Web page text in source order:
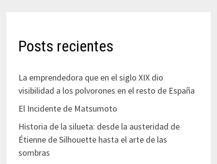
Posts recientes
La emprendedora que en el siglo XIX dio
visibilidad a los polvorones en el resto de España
El Incidente de Matsumoto
Historia de la silueta: desde la austeridad de
Étienne de Silhouette hasta el arte de las
sombras